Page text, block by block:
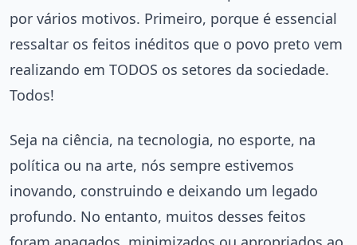
por vários motivos. Primeiro, porque é essencial
ressaltar os feitos inéditos que o povo preto vem
realizando em TODOS os setores da sociedade.
Todos!
Seja na ciência, na tecnologia, no esporte, na
política ou na arte, nós sempre estivemos
inovando, construindo e deixando um legado
profundo. No entanto, muitos desses feitos